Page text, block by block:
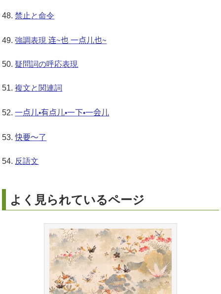
禁止と命令
強調表現连~也 一点儿也~
疑問詞の呼応表現
複文と関連詞
一点儿・有点儿・一下・一会儿
快要～了
反語文
よく見られているページ